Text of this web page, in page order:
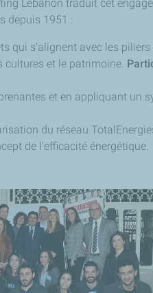
Lebanon traduit cet
depuis 1951 :
qui s’alignent avec les
cultures et le patrimoine.
et en appliquant un
du réseau
de l'efficacité énergétique.